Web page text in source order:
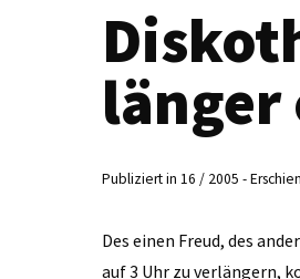
länger
Publiziert in 16 / 2005 -
Des einen Freud, des
auf 3 Uhr zu verlängern,